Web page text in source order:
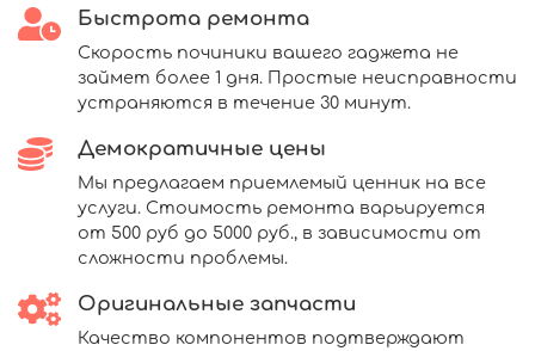
Быстрота ремонта
Скорость починики вашего гаджета не
займет более 1 дня. Простые неисправности
устраняются в течение 30 минут.
Демократичные цены
Мы предлагаем приемлемый ценник на все
услуги. Стоимость ремонта варьируется
от 500 руб до 5000 руб., в зависимости от
сложности проблемы.
Оригинальные запчасти
Качество компонентов подтверждают